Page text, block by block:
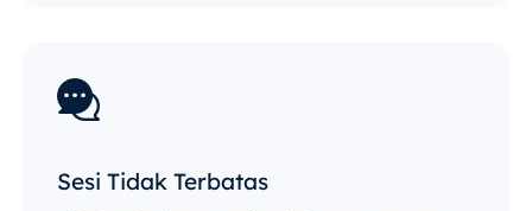
Sesi Tidak Terbatas